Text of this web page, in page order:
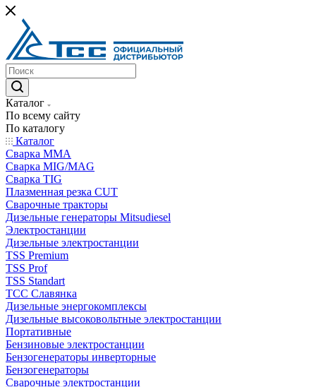
Каталог
По всему сайту
По каталогу
Каталог
Сварка MMA
Сварка MIG/MAG
Сварка TIG
Плазменная резка CUT
Сварочные тракторы
Дизельные генераторы Mitsudiesel
Электростанции
Дизельные электростанции
TSS Premium
TSS Prof
TSS Standart
ТСС Славянка
Дизельные энергокомплексы
Дизельные высоковольтные электростанции
Портативные
Бензиновые электростанции
Бензогенераторы инверторные
Бензогенераторы
Сварочные электростанции